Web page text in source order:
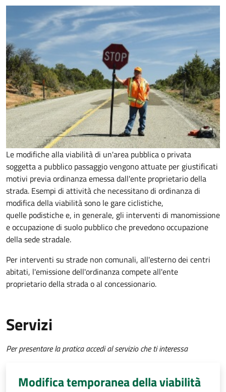
Le modifiche alla viabilità di un'area pubblica o privata
soggetta a pubblico passaggio vengono attuate per giustificati
motivi previa ordinanza emessa dall'ente proprietario della
strada. Esempi di attività che necessitano di ordinanza di
modifica della viabilità sono le gare ciclistiche,
quelle podistiche e, in generale, gli interventi di manomissione
e occupazione di suolo pubblico che prevedono occupazione
della sede stradale.
Per interventi su strade non comunali, all'esterno dei centri
abitati, l'emissione dell'ordinanza compete all'ente
proprietario della strada o al concessionario.
Servizi
Per presentare la pratica accedi al servizio che ti interessa
Modifica temporanea della viabilità